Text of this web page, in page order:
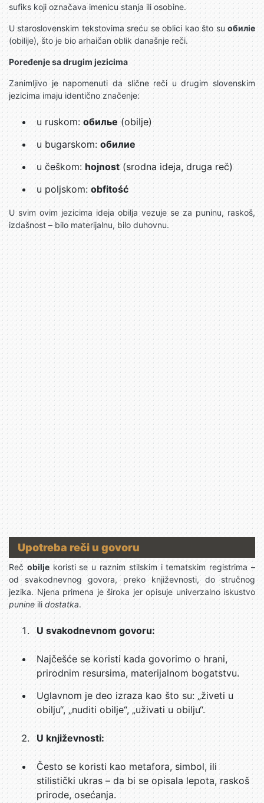
sufiks koji označava imenicu stanja ili osobine.
U staroslovenskim tekstovima sreću se oblici kao što su обилiе
(obilije), što je bio arhaičan oblik današnje reči.
Poređenje sa drugim jezicima
Zanimljivo je napomenuti da slične reči u drugim slovenskim
jezicima imaju identično značenje:
u ruskom:обилье (obilje)
u bugarskom: обилие
u češkom: hojnost(srodna ideja, druga reč)
u poljskom: obfitość
U svim ovim jezicima ideja obilja vezuje se za puninu, raskoš,
izdašnost – bilo materijalnu, bilo duhovnu.
Upotreba reči u govoru
Rečobiljekoristi se u raznim stilskim i tematskim registrima –
od svakodnevnog govora, preko književnosti, do stručnog
jezika. Njena primena je široka jer opisuje univerzalno iskustvo
punineili dostatka.
U svakodnevnom govoru:
Najčešće se koristi kada govorimo o hrani,
prirodnim resursima, materijalnom bogatstvu.
Uglavnom je deo izraza kao što su: „živeti u
obilju“, „nuditi obilje“, „uživati u obilju“.
U književnosti:
Često se koristi kao metafora, simbol, ili
stilistički ukras – da bi se opisala lepota, raskoš
prirode, osećanja.